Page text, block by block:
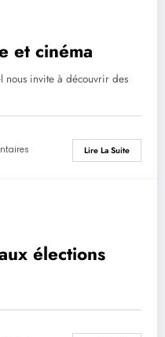
et cinéma
nous invite à découvrir des
Lire La Suite
élections